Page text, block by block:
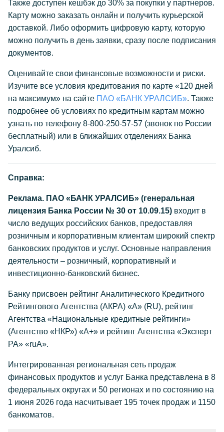
Также доступен кешбэк до 30% за покупки у партнеров.
Карту можно заказать онлайн и получить курьерской
доставкой. Либо оформить цифровую карту, которую
можно получить в день заявки, сразу после подписания
документов.
Оценивайте свои финансовые возможности и риски.
Изучите все условия кредитования по карте «120 дней
на максимум» на сайте ПАО «БАНК УРАЛСИБ». Также
подробнее об условиях по кредитным картам можно
узнать по телефону 8-800-250-57-57 (звонок по России
бесплатный) или в ближайших отделениях Банка
Уралсиб.
Справка:
Реклама. ПАО «БАНК УРАЛСИБ» (генеральная
лицензия Банка России № 30 от 10.09.15) входит в
число ведущих российских банков, предоставляя
розничным и корпоративным клиентам широкий спектр
банковских продуктов и услуг. Основные направления
деятельности – розничный, корпоративный и
инвестиционно-банковский бизнес.
Банку присвоен рейтинг Аналитического Кредитного
Рейтингового Агентства (АКРА) «А» (RU), рейтинг
Агентства «Национальные кредитные рейтинги»
(Агентство «НКР») «А+» и рейтинг Агентства «Эксперт
РА» «ruА».
Интегрированная региональная сеть продаж
финансовых продуктов и услуг Банка представлена в 8
федеральных округах и 50 регионах и по состоянию на
1 июня 2026 года насчитывает 195 точек продаж и 1150
банкоматов.